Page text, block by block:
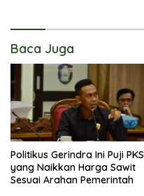
Baca Juga
Politikus Gerindra Ini Puji PKS
yang Naikkan Harga Sawit
Sesuai Arahan Pemerintah